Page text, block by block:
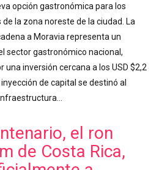
opción gastronómica para los
la zona noreste de la ciudad. La
a Moravia representa un
sector gastronómico nacional,
una inversión cercana a los USD $2,2
de capital se destinó al
el ron
de Costa Rica,